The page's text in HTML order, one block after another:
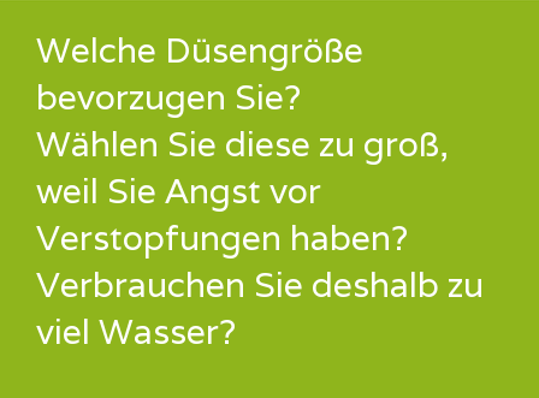
Welche Düsengröße
bevorzugen Sie?
Wählen Sie diese zu groß,
weil Sie Angst vor
Verstopfungen haben?
Verbrauchen Sie deshalb zu
viel Wasser?